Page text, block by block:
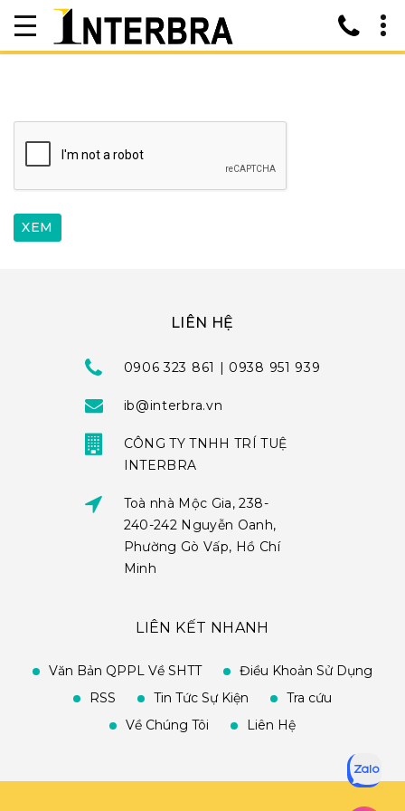
LIÊN HỆ
0906 323 861 | 0938 951 939
ib@interbra.vn
CÔNG TY TNHH TRÍ TUỆ
INTERBRA
Toà nhà Mộc Gia, 238-
240-242 Nguyễn Oanh,
Phường Gò Vấp, Hồ Chí
Minh
LIÊN KẾT NHANH
Văn Bản QPPL Về SHTT
Điều Khoản Sử Dụng
RSS
Tin Tức Sự Kiện
Tra cứu
Về Chúng Tôi
Liên Hệ